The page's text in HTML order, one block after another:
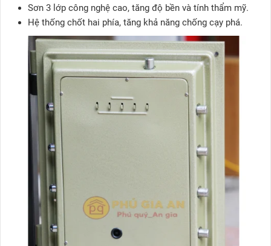
Sơn 3 lớp công nghệ cao, tăng độ bền và tính thẩm mỹ.
Hệ thống chốt hai phía, tăng khả năng chống cạy phá.